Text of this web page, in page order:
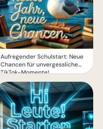
Aufregender Schulstart: Neue
Chancen für unvergessliche
TikTok-Momente!